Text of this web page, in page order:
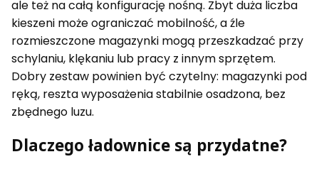
ale też na całą konfigurację nośną. Zbyt duża liczba
kieszeni może ograniczać mobilność, a źle
rozmieszczone magazynki mogą przeszkadzać przy
schylaniu, klękaniu lub pracy z innym sprzętem.
Dobry zestaw powinien być czytelny: magazynki pod
ręką, reszta wyposażenia stabilnie osadzona, bez
zbędnego luzu.
Dlaczego ładownice są przydatne?